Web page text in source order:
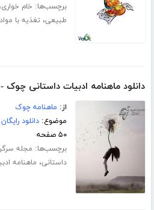
برچسب‌ها: خام خواری
طبیعی، تغذیه با
دانلود ماهنامه ادبیات داستانی چوک -
از: ماهنامه چوک
موضوع:دانلود
۵۰ صفحه
برچسب‌ها: مجله
داستانی، ماهنامه